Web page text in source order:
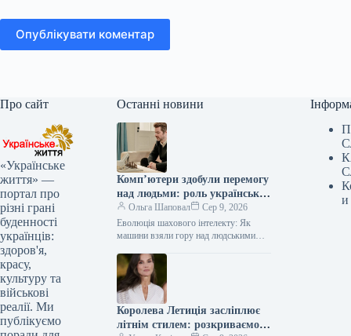
Опублікувати коментар
Про сайт
«Українське
життя» —
портал про
різні грані
буденності
українців:
здоров'я,
красу,
культуру та
військові
реалії. Ми
публікуємо
Останні новини
Комп’ютери здобули перемогу
над людьми: роль українських
шахістів у цій битві
Ольга Шаповал
Сер 9, 2026
Еволюція шахового інтелекту: Як
машини взяли гору над людськими
комп’ютерні шахи, яке програмне
забезпечення позбавило людей надії…
Королева Летиція засліплює
літнім стилем: розкриваємо
и